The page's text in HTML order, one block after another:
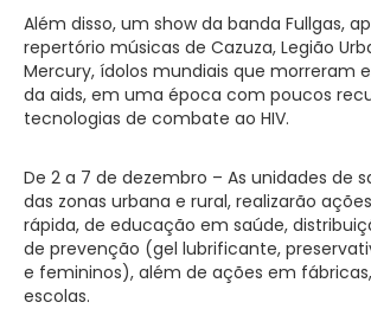
Além disso, um show da banda Fullgas,
repertório músicas de Cazuza, Legião
Mercury, ídolos mundiais que morreram
da aids, em uma época com poucos
tecnologias de combate ao HIV.
De 2 a 7 de dezembro – As unidades de
das zonas urbana e rural, realizarão
rápida, de educação em saúde,
de prevenção (gel lubrificante,
e femininos), além de ações em
escolas.